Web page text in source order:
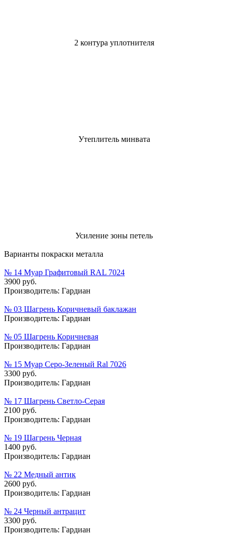
2 контура уплотнителя
Утеплитель минвата
Усиление зоны петель
Варианты покраски металла
№ 14 Муар Графитовый RAL 7024
3900 руб.
Производитель: Гардиан
№ 03 Шагрень Коричневый баклажан
Производитель: Гардиан
№ 05 Шагрень Коричневая
Производитель: Гардиан
№ 15 Муар Серо-Зеленый Ral 7026
3300 руб.
Производитель: Гардиан
№ 17 Шагрень Светло-Серая
2100 руб.
Производитель: Гардиан
№ 19 Шагрень Черная
1400 руб.
Производитель: Гардиан
№ 22 Медный антик
2600 руб.
Производитель: Гардиан
№ 24 Черный антрацит
3300 руб.
Производитель: Гардиан